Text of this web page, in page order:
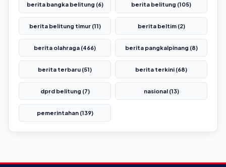
berita bangka belitung (6) berita belitung (105)
berita belitung timur (11) berita beltim (2)
berita olahraga (466) berita pangkalpinang (8)
berita terbaru (51) berita terkini (68)
dprd belitung (7) nasional (13)
pemerintahan (139)